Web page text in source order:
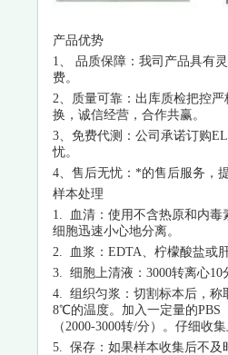
产品优势
1、 品质保障：我司产品具有
费。
2、质量可靠：出库质检把控
换，诚信经营，合作共赢。
3、免费代测：公司承诺订购
忧。
4、售后无忧：*的售后服务，
样本处理
1. 血清：使用不含热原和内毒
细胞迅速小心地分离。
2. 血浆：EDTA、柠檬酸盐或
3. 细胞上清液：3000转离心
4. 组织匀浆：切割标本后，称
8℃的温度。加入一定量的PBS
（2000-3000转/分）。仔细收
5. 保存：如果样本收集后不及